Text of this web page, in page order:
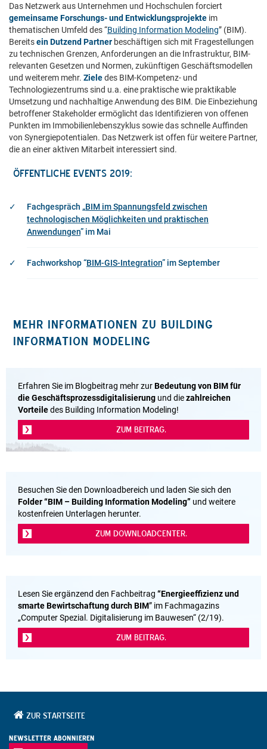
Das Netzwerk aus Unternehmen und Hochschulen forciert
gemeinsame Forschungs- und Entwicklungsprojekte im
thematischen Umfeld des “Building Information Modeling” (BIM).
Bereitsein Dutzend Partner beschäftigen sich mit Fragestellungen
zu technischen Grenzen, Anforderungen an die Infrastruktur, BIM-
relevanten Gesetzen und Normen, zukünftigen Geschäftsmodellen
und weiterem mehr. Zieledes BIM-Kompetenz- und
Technologiezentrums sind u.a. eine praktische wie praktikable
Umsetzung und nachhaltige Anwendung des BIM. Die Einbeziehung
betroffener Stakeholder ermöglicht das Identifizieren von offenen
Punkten im Immobilienlebenszyklus sowie das schnelle Auffinden
von Synergiepotentialen. Das Netzwerk ist offen für weitere Partner,
die an einer aktiven Mitarbeit interessiert sind.
ÖFFENTLICHE EVENTS 2019:
Fachgespräch „BIM im Spannungsfeld zwischen
technologischen Möglichkeiten und praktischen
Anwendungen” im Mai
Fachworkshop “BIM-GIS-Integration” im September
MEHR INFORMATIONEN ZU BUILDING
INFORMATION MODELING
Erfahren Sie im Blogbeitrag mehr zurBedeutung von BIM für
die Geschäftsprozessdigitalisierung und diezahlreichen
Vorteiledes Building Information Modeling!
ZUM BEITRAG.
Besuchen Sie den Downloadbereich und laden Sie sich den
Folder “BIM – Building Information Modeling” und weitere
kostenfreien Unterlagen herunter.
ZUM DOWNLOADCENTER.
Lesen Sie ergänzend den Fachbeitrag “Energieeffizienz und
smarte Bewirtschaftung durch BIM” im Fachmagazins
„Computer Spezial. Digitalisierung im Bauwesen“ (2/19).
ZUM BEITRAG.
ZUR STARTSEITE
NEWSLETTER ABONNIEREN